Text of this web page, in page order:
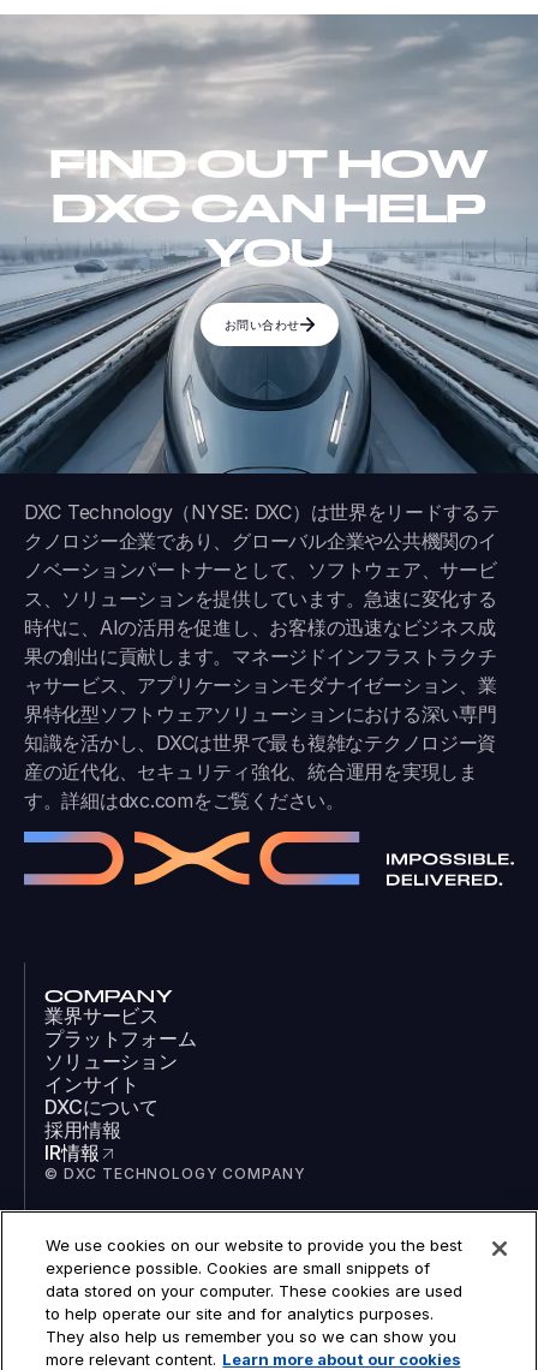
FIND OUT HOW
DXC CAN HELP
YOU
お問い合わせ
DXC Technology（NYSE: DXC）は世界をリードするテ
クノロジー企業であり、グローバル企業や公共機関のイ
ノベーションパートナーとして、ソフトウェア、サービ
ス、ソリューションを提供しています。急速に変化する
時代に、AIの活用を促進し、お客様の迅速なビジネス成
果の創出に貢献します。マネージドインフラストラクチ
ャサービス、アプリケーションモダナイゼーション、業
界特化型ソフトウェアソリューションにおける深い専門
知識を活かし、DXCは世界で最も複雑なテクノロジー資
産の近代化、セキュリティ強化、統合運用を実現しま
す。詳細はdxc.comをご覧ください。
COMPANY
業界サービス
プラットフォーム
ソリューション
インサイト
DXCについて
採用情報
IR情報
© DXC TECHNOLOGY COMPANY
SOCIAL
LinkedIn
Facebook
Instagram
YouTube
COOKIES
We use cookies on our website to provide you the best
experience possible. Cookies are small snippets of
data stored on your computer. These cookies are used
to help operate our site and for analytics purposes.
They also help us remember you so we can show you
more relevant content. Learn more about our cookies